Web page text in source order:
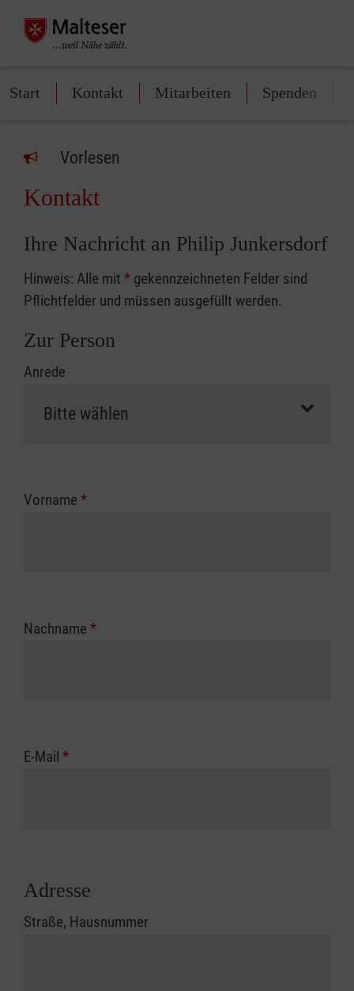
Start Kontakt Mitarbeiten Spenden
Vorlesen
Kontakt
Ihre Nachricht an Philip Junkersdorf
Hinweis: Alle mit * gekennzeichneten Felder sind
Pflichtfelder und müssen ausgefüllt werden.
Zur Person
Anrede
Vorname *
Nachname *
E-Mail *
Adresse
Straße, Hausnummer